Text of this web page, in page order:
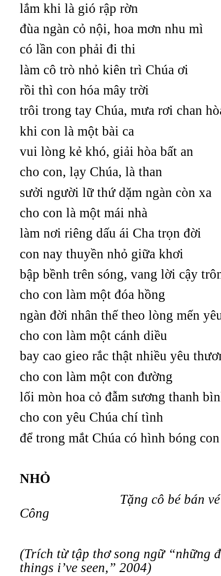
lắm khi là gió rập rờn
đùa ngàn cỏ nội, hoa mơn nhu mì
có lần con phải đi thi
làm cô trò nhỏ kiên trì Chúa ơi
rồi thì con hóa mây trời
trôi trong tay Chúa, mưa rơi chan
khi con là một bài ca
vui lòng kẻ khó, giải hòa bất an
cho con, lạy Chúa, là than
sưởi người lữ thứ dặm ngàn còn xa
cho con là một mái nhà
làm nơi riêng dấu ái Cha trọn đời
con nay thuyền nhỏ giữa khơi
bập bềnh trên sóng, vang lời cậy
cho con làm một đóa hồng
ngàn đời nhân thế theo lòng mến
cho con làm một cánh diều
bay cao gieo rắc thật nhiều yêu
cho con làm một con đường
lối mòn hoa cỏ đẫm sương thanh
cho con yêu Chúa chí tình
để trong mắt Chúa có hình bóng con
NHỎ
Tặng cô bé bán
Công
(Trích từ tập thơ song ngữ “những
things i’ve seen,” 2004)